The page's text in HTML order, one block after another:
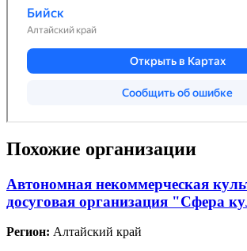
Похожие организации
Автономная некоммерческая
досуговая организация "Сфера
Регион: Алтайский край